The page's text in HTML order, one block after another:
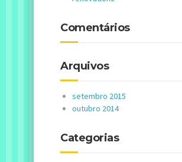
Comentários
Arquivos
setembro 2015
outubro 2014
Categorias